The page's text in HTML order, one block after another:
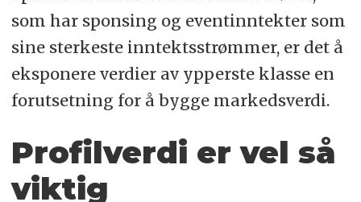
som har sponsing og eventinntekter som
sine sterkeste inntektsstrømmer, er det å
eksponere verdier av ypperste klasse en
forutsetning for å bygge markedsverdi.
Profilverdi er vel så
viktig